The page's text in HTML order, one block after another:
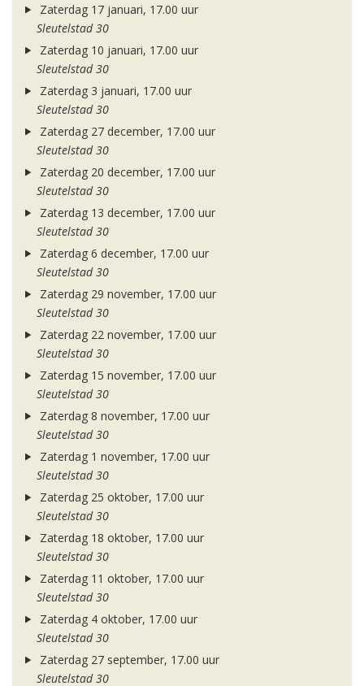
Zaterdag 17 januari, 17.00 uur
Sleutelstad 30
Zaterdag 10 januari, 17.00 uur
Sleutelstad 30
Zaterdag 3 januari, 17.00 uur
Sleutelstad 30
Zaterdag 27 december, 17.00 uur
Sleutelstad 30
Zaterdag 20 december, 17.00 uur
Sleutelstad 30
Zaterdag 13 december, 17.00 uur
Sleutelstad 30
Zaterdag 6 december, 17.00 uur
Sleutelstad 30
Zaterdag 29 november, 17.00 uur
Sleutelstad 30
Zaterdag 22 november, 17.00 uur
Sleutelstad 30
Zaterdag 15 november, 17.00 uur
Sleutelstad 30
Zaterdag 8 november, 17.00 uur
Sleutelstad 30
Zaterdag 1 november, 17.00 uur
Sleutelstad 30
Zaterdag 25 oktober, 17.00 uur
Sleutelstad 30
Zaterdag 18 oktober, 17.00 uur
Sleutelstad 30
Zaterdag 11 oktober, 17.00 uur
Sleutelstad 30
Zaterdag 4 oktober, 17.00 uur
Sleutelstad 30
Zaterdag 27 september, 17.00 uur
Sleutelstad 30